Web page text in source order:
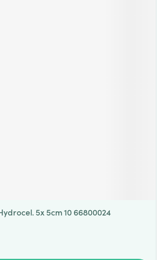
5x 5cm 10 66800024